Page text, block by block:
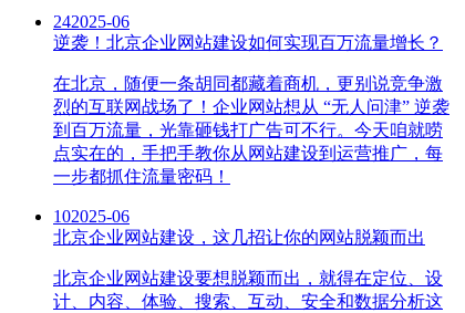
242025-06
逆袭！北京企业网站建设如何实现百万流量增长？
在北京，随便一条胡同都藏着商机，更别说竞争激
烈的互联网战场了！企业网站想从 “无人问津” 逆袭
到百万流量，光靠砸钱打广告可不行。今天咱就唠
点实在的，手把手教你从网站建设到运营推广，每
一步都抓住流量密码！
102025-06
北京企业网站建设，这几招让你的网站脱颖而出
北京企业网站建设要想脱颖而出，就得在定位、设
计、内容、体验、搜索、互动、安全和数据分析这